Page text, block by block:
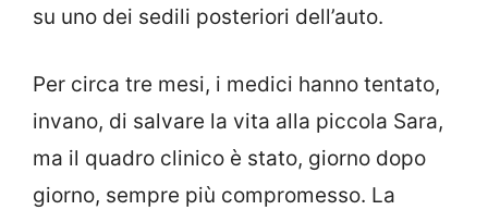
su uno dei sedili posteriori dell’auto.
Per circa tre mesi, i medici hanno tentato,
invano, di salvare la vita alla piccola Sara,
ma il quadro clinico è stato, giorno dopo
giorno, sempre più compromesso. La